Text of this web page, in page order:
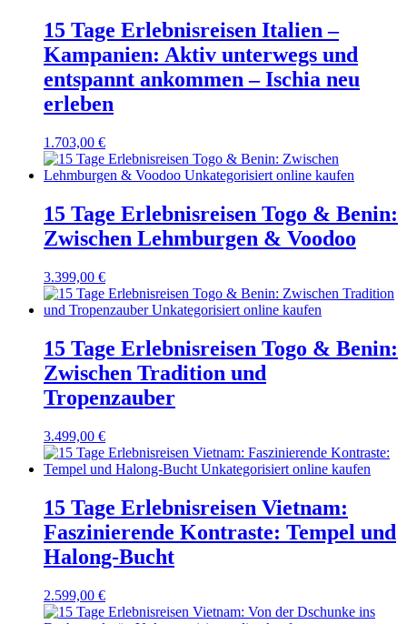
15 Tage Erlebnisreisen Italien –
Kampanien: Aktiv unterwegs und
entspannt ankommen – Ischia neu
erleben
1.703,00 €
15 Tage Erlebnisreisen Togo & Benin:
Zwischen Lehmburgen & Voodoo
3.399,00 €
15 Tage Erlebnisreisen Togo & Benin:
Zwischen Tradition und
Tropenzauber
3.499,00 €
15 Tage Erlebnisreisen Vietnam:
Faszinierende Kontraste: Tempel und
Halong-Bucht
2.599,00 €